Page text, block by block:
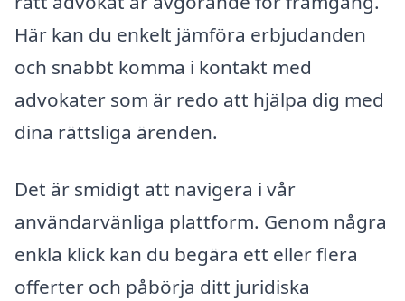
Här kan du enkelt jämföra erbjudanden
och snabbt komma i kontakt med
advokater som är redo att hjälpa dig med
dina rättsliga ärenden.
Det är smidigt att navigera i vår
användarvänliga plattform. Genom några
enkla klick kan du begära ett eller flera
offerter och påbörja ditt juridiska